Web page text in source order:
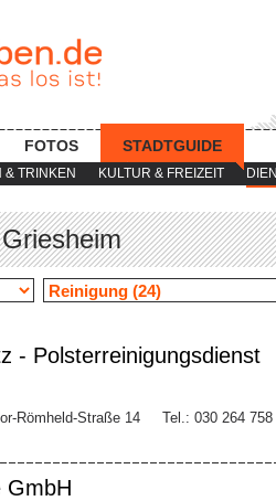
& TRINKEN KULTUR & FREIZEIT
FOTOS STADTGUIDE
- Polsterreinigungsdienst
Römheld-Straße 14
Tel.: 030 264
GmbH